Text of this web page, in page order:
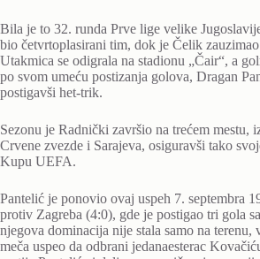
Bila je to 32. runda Prve lige velike
bio četvrtoplasirani tim, dok je Čelik
Utakmica se odigrala na stadionu „Čair“, a
po svom umeću postizanja golova, Dragan
postigavši het-trik.
Sezonu je Radnički završio na trećem mestu,
Crvene zvezde i Sarajeva, osiguravši tako
Kupu UEFA.
Pantelić je ponovio ovaj uspeh 7. septembra
protiv Zagreba (4:0), gde je postigao tri gola
njegova dominacija nije stala samo na terenu,
meča uspeo da odbrani jedanaesterac